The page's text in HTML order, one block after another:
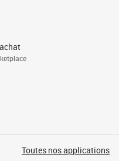
Toutes nos applications